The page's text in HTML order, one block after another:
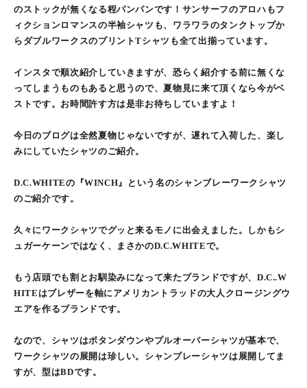
のストックが無くなる程パンパンです！サンサーフのアロハもフ
ィクションロマンスの半袖シャツも、ワラワラのタンクトップか
らダブルワークスのプリントTシャツも全て出揃っています。
インスタで順次紹介していきますが、恐らく紹介する前に無くな
ってしまうものもあると思うので、夏物見に来て頂くなら今がベ
ストです。お時間許す方は是非お待ちしていますよ！
今日のブログは全然夏物じゃないですが、遅れて入荷した、楽し
みにしていたシャツのご紹介。
D.C.WHITEの『WINCH』という名のシャンブレーワークシャツ
のご紹介です。
久々にワークシャツでグッと来るモノに出会えました。しかもシ
ュガーケーンではなく、まさかのD.C.WHITEで。
もう店頭でも割とお馴染みになって来たブランドですが、D.C..W
HITEはブレザーを軸にアメリカントラッドの大人クロージングウ
エアを作るブランドです。
なので、シャツはボタンダウンやプルオーバーシャツが基本で、
ワークシャツの展開は珍しい。シャンブレーシャツは展開してま
すが、型はBDです。